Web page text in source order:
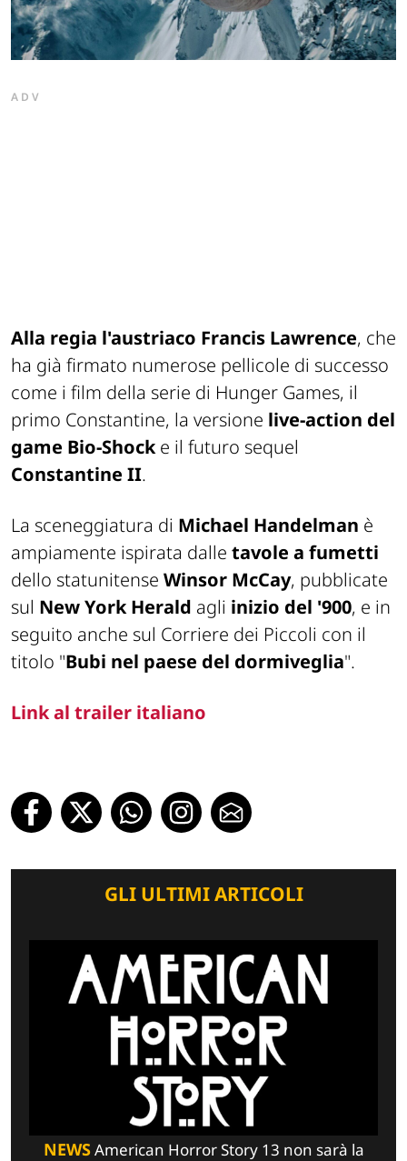
ADV
Alla regia l'austriaco Francis Lawrence, che
ha già firmato numerose pellicole di successo
come i film della serie di Hunger Games, il
primo Constantine, la versione live-action del
game Bio-Shocke il futuro sequel
Constantine II.
La sceneggiatura di Michael Handelman è
ampiamente ispirata dalle tavole a fumetti
dello statunitense Winsor McCay, pubblicate
sul New York Herald agli inizio del '900, e in
seguito anche sul Corriere dei Piccoli con il
titolo "Bubi nel paese del dormiveglia".
Link al trailer italiano
GLI ULTIMI ARTICOLI
NEWSAmerican Horror Story 13 non sarà la